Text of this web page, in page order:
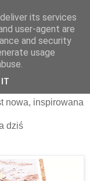
nowa, inspirowana
dziś
its services
user-agent are
and security
usage
IT